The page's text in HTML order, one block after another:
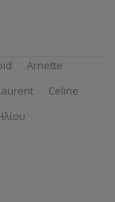
Arnette
Celine